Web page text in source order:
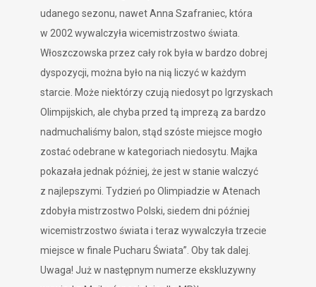
udanego sezonu, nawet Anna Szafraniec, która
w 2002 wywalczyła wicemistrzostwo świata.
Włoszczowska przez cały rok była w bardzo dobrej
dyspozycji, można było na nią liczyć w każdym
starcie. Może niektórzy czują niedosyt po Igrzyskach
Olimpijskich, ale chyba przed tą imprezą za bardzo
nadmuchaliśmy balon, stąd szóste miejsce mogło
zostać odebrane w kategoriach niedosytu. Majka
pokazała jednak później, że jest w stanie walczyć
z najlepszymi. Tydzień po Olimpiadzie w Atenach
zdobyła mistrzostwo Polski, siedem dni później
wicemistrzostwo świata i teraz wywalczyła trzecie
miejsce w finale Pucharu Świata”. Oby tak dalej.
Uwaga! Już w następnym numerze ekskluzywny